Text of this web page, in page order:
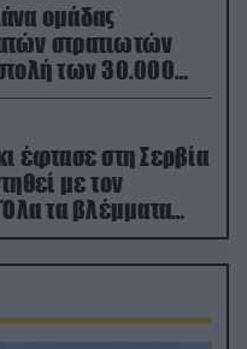
ομάδας
στρατιωτών
των 30.000
Ρωσία (βίντεο)
έφτασε στη Σερβία
με τον
με τη Ρωσία